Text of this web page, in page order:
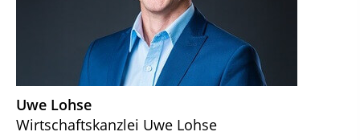
Uwe Lohse
Wirtschaftskanzlei Uwe Lohse